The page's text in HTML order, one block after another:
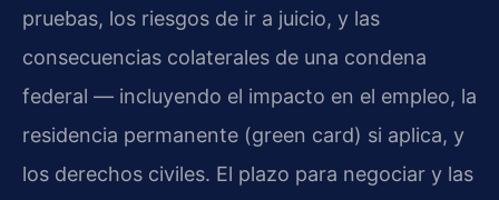
pruebas, los riesgos de ir a juicio, y las
consecuencias colaterales de una condena
federal — incluyendo el impacto en el empleo, la
residencia permanente (green card) si aplica, y
los derechos civiles. El plazo para negociar y las